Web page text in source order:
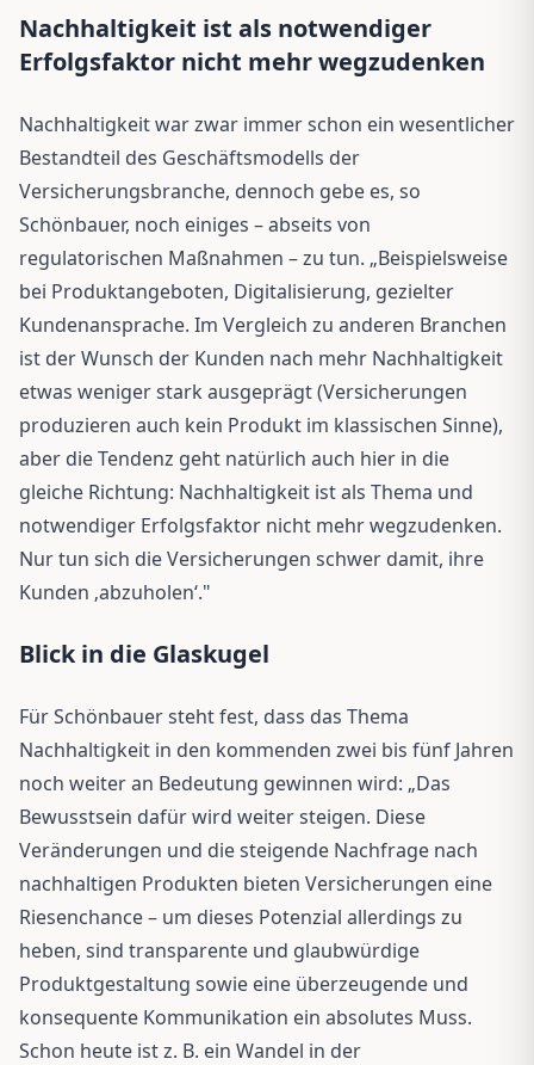
Nachhaltigkeit ist als notwendiger
Erfolgsfaktor nicht mehr wegzudenken
Nachhaltigkeit war zwar immer schon ein wesentlicher
Bestandteil des Geschäftsmodells der
Versicherungsbranche, dennoch gebe es, so
Schönbauer, noch einiges – abseits von
regulatorischen Maßnahmen – zu tun. „Beispielsweise
bei Produktangeboten, Digitalisierung, gezielter
Kundenansprache. Im Vergleich zu anderen Branchen
ist der Wunsch der Kunden nach mehr Nachhaltigkeit
etwas weniger stark ausgeprägt (Versicherungen
produzieren auch kein Produkt im klassischen Sinne),
aber die Tendenz geht natürlich auch hier in die
gleiche Richtung: Nachhaltigkeit ist als Thema und
notwendiger Erfolgsfaktor nicht mehr wegzudenken.
Nur tun sich die Versicherungen schwer damit, ihre
Kunden ‚abzuholen‘."
Blick in die Glaskugel
Für Schönbauer steht fest, dass das Thema
Nachhaltigkeit in den kommenden zwei bis fünf Jahren
noch weiter an Bedeutung gewinnen wird: „Das
Bewusstsein dafür wird weiter steigen. Diese
Veränderungen und die steigende Nachfrage nach
nachhaltigen Produkten bieten Versicherungen eine
Riesenchance – um dieses Potenzial allerdings zu
heben, sind transparente und glaubwürdige
Produktgestaltung sowie eine überzeugende und
konsequente Kommunikation ein absolutes Muss.
Schon heute ist z. B. ein Wandel in der